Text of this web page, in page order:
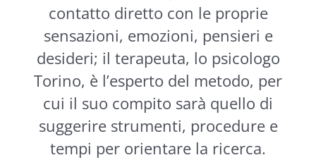
contatto diretto con le proprie
sensazioni, emozioni, pensieri e
desideri; il terapeuta, lo psicologo
Torino, è l’esperto del metodo, per
cui il suo compito sarà quello di
suggerire strumenti, procedure e
tempi per orientare la ricerca.